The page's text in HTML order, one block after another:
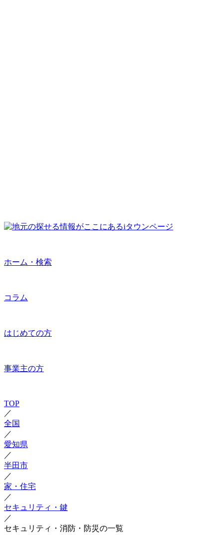
ホーム・検索
コラム
はじめての方
事業主の方
TOP
／
全国
／
愛知県
／
半田市
／
家・住宅
／
セキュリティ・鍵
／
セキュリティ・消防・防災の一覧